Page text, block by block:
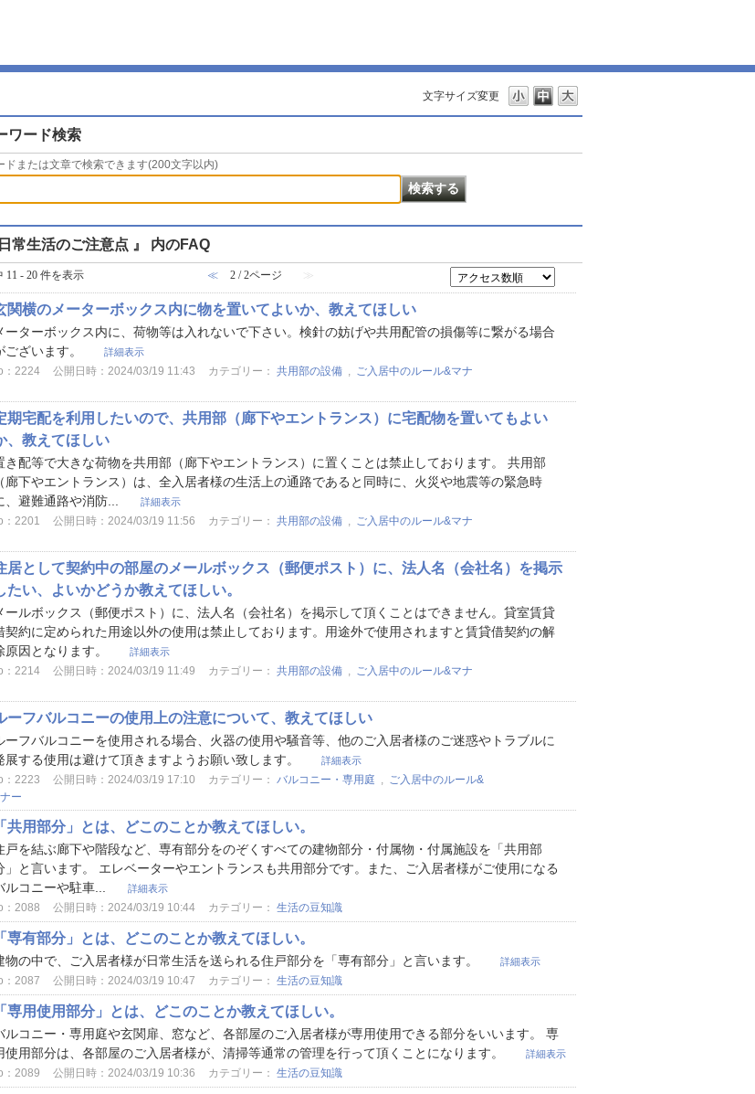
文字サイズ変更
ワード検索
ドまたは文章で検索できます(200文字以内)
日常生活のご注意点 』 内のFAQ
11 - 20 件を表示 ≪ 2 / 2ページ ≫
関横のメーターボックス内に物を置いてよいか、教えてほしい
ーターボックス内に、荷物等は入れないで下さい。検針の妨げや共用配管の損傷等に繋がる場合
ございます。
詳細表示
：2224 公開日時：2024/03/19 11:43 カテゴリー： 共用部の設備, ご入居中のルール&マナ
期宅配を利用したいので、共用部（廊下やエントランス）に宅配物を置いてもよい
、教えてほしい
き配等で大きな荷物を共用部（廊下やエントランス）に置くことは禁止しております。 共用部
（廊下やエントランス）は、全入居者様の生活上の通路であると同時に、火災や地震等の緊急時
、避難通路や消防...
詳細表示
：2201 公開日時：2024/03/19 11:56 カテゴリー： 共用部の設備, ご入居中のルール&マナ
居として契約中の部屋のメールボックス（郵便ポスト）に、法人名（会社名）を掲示
たい、よいかどうか教えてほしい。
ールボックス（郵便ポスト）に、法人名（会社名）を掲示して頂くことはできません。貸室賃貸
契約に定められた用途以外の使用は禁止しております。用途外で使用されますと賃貸借契約の解
原因となります。
詳細表示
：2214 公開日時：2024/03/19 11:49 カテゴリー： 共用部の設備, ご入居中のルール&マナ
ーフバルコニーの使用上の注意について、教えてほしい
ーフバルコニーを使用される場合、火器の使用や騒音等、他のご入居者様のご迷惑やトラブルに
展する使用は避けて頂きますようお願い致します。
詳細表示
：2223 公開日時：2024/03/19 17:10 カテゴリー： バルコニー・専用庭 , ご入居中のルール&
ー
「共用部分」とは、どこのことか教えてほしい。
戸を結ぶ廊下や階段など、専有部分をのぞくすべての建物部分・付属物・付属施設を「共用部
」と言います。 エレベーターやエントランスも共用部分です。また、ご入居者様がご使用になる
ルコニーや駐車...
詳細表示
：2088 公開日時：2024/03/19 10:44 カテゴリー： 生活の豆知識
「専有部分」とは、どこのことか教えてほしい。
物の中で、ご入居者様が日常生活を送られる住戸部分を「専有部分」と言います。 詳細表示
：2087 公開日時：2024/03/19 10:47 カテゴリー： 生活の豆知識
「専用使用部分」とは、どこのことか教えてほしい。
ルコニー・専用庭や玄関扉、窓など、各部屋のご入居者様が専用使用できる部分をいいます。 専
使用部分は、各部屋のご入居者様が、清掃等通常の管理を行って頂くことになります。
詳細表示
：2089 公開日時：2024/03/19 10:36 カテゴリー： 生活の豆知識